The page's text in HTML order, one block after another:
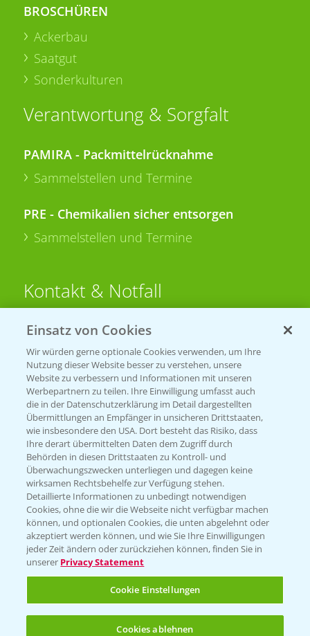
BROSCHÜREN
Ackerbau
Saatgut
Sonderkulturen
Verantwortung & Sorgfalt
PAMIRA - Packmittelrücknahme
Sammelstellen und Termine
PRE - Chemikalien sicher entsorgen
Sammelstellen und Termine
Kontakt & Notfall
Beratung auf WhatsApp
T.+49 (0)174 346 564 1
KONTAKT
Hilfe in Notfällen
T.+49 (0)214/30-20220
Folgen Sie uns
Einsatz von Cookies
Wir würden gerne optionale Cookies verwenden, um Ihre
Nutzung dieser Website besser zu verstehen, unsere
Website zu verbessern und Informationen mit unseren
Werbepartnern zu teilen. Ihre Einwilligung umfasst auch
die in der Datenschutzerklärung im Detail dargestellten
Übermittlungen an Empfänger in unsicheren Drittstaaten,
wie insbesondere den USA. Dort besteht das Risiko, dass
Ihre derart übermittelten Daten dem Zugriff durch
Behörden in diesen Drittstaaten zu Kontroll- und
Überwachungszwecken unterliegen und dagegen keine
wirksamen Rechtsbehelfe zur Verfügung stehen.
Detaillierte Informationen zu unbedingt notwendigen
Cookies, ohne die wir die Webseite nicht verfügbar machen
können, und optionalen Cookies, die unten abgelehnt oder
akzeptiert werden können, und wie Sie Ihre Einwilligungen
jeder Zeit ändern oder zurückziehen können, finden Sie in
unserer Privacy Statement
Cookie Einstellungen
Cookies ablehnen